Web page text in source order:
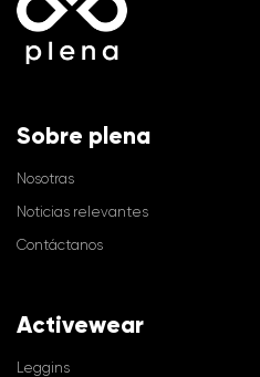
Sobre plena
Nosotras
Noticias relevantes
Contáctanos
Activewear
Leggins